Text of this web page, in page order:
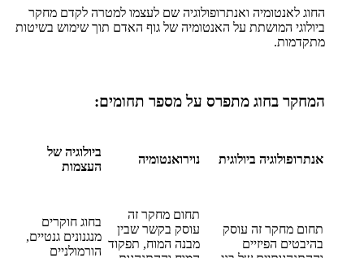
החוג לאנטומיה ואנתרופולוגיה שם לעצמו למטרה לקדם מחקר
ביולוגי המושתת על האנטומיה של גוף האדם תוך שימוש בשיטות
מתקדמות.
המחקר בחוג מתפרס על מספר תחומים:
אנתרופולוגיה ביולוגית נוירואנטומיה
ביולוגיה של
העצמות
תחום מחקר זה עוסק
בהיבטים הפיזיים
תחום מחקר זה
עוסק בקשר שבין
מבנה המוח, תפקוד
בחוג חוקרים
מנגנונים גנטיים,
הורמולניים